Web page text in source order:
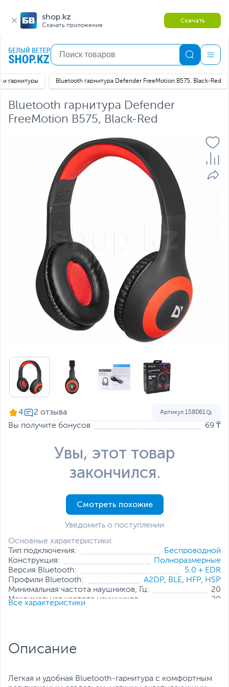
shop.kz
Скачать приложение
Скачать
и гарнитуры Bluetooth гарнитура Defender FreeMotion B575, Black-Red
Bluetooth гарнитура Defender
FreeMotion B575, Black-Red
Основные характеристики:
Тип подключения:
Беспроводной
Конструкция:
Полноразмерные
Версия Bluetooth:
5.0 + EDR
Профили Bluetooth:
A2DP, BLE, HFP, HSP
Минимальная частота наушников, Гц:
20
Максимальная частота наушников,
20
Все характеристики
4 Артикул 158061
Вы получите бонусов 69 ₸
Увы, этот товар
закончился.
Смотреть похожие
Уведомить о поступлении
Описание
Легкая и удобная Bluetooth-гарнитура с комфортным